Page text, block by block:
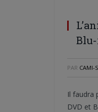
Blu-
PAR CAMI-
Il faudra
DVD et